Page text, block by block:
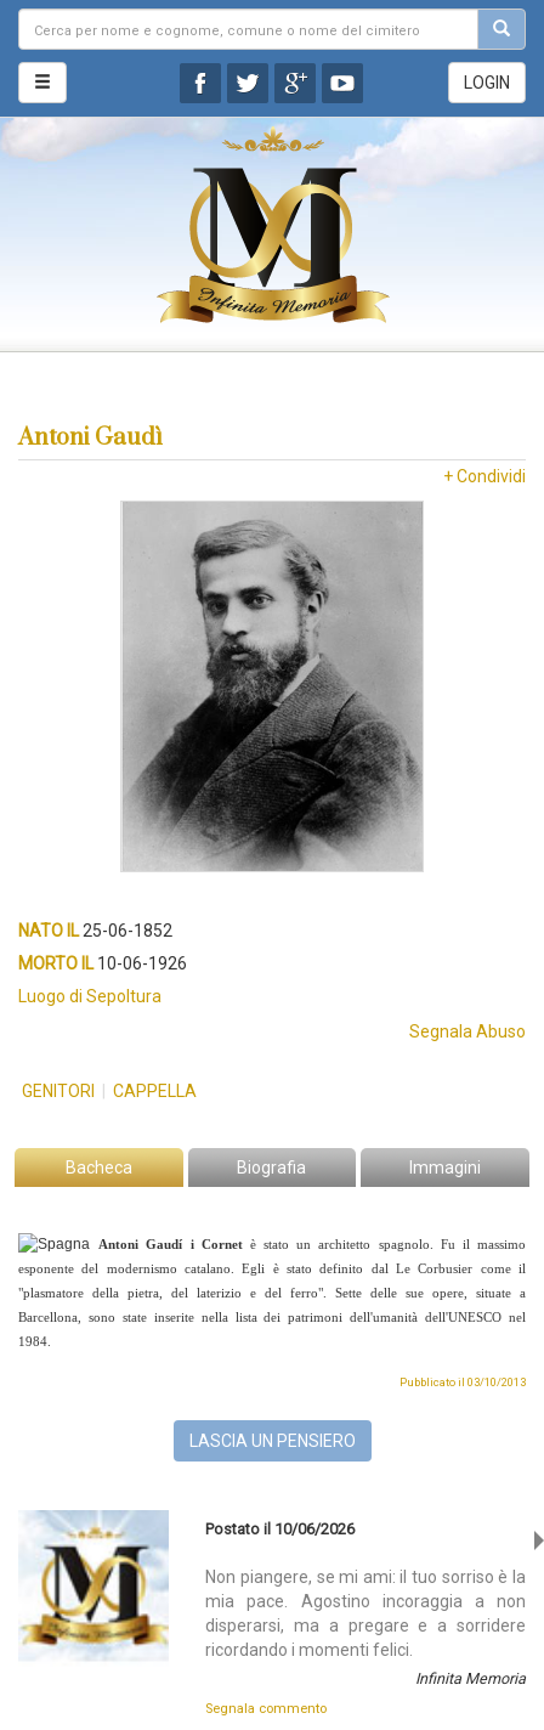
LOGIN
Antoni Gaudì
+ Condividi
NATO IL25-06-1852
MORTO IL10-06-1926
Luogo di Sepoltura
Segnala Abuso
GENITORI CAPPELLA
Bacheca Biografia Immagini
Antoni Gaudí i Cornet è stato un architetto spagnolo. Fu il massimo
esponente del modernismo catalano. Egli è stato definito dal Le Corbusier come il
"plasmatore della pietra, del laterizio e del ferro". Sette delle sue opere, situate a
Barcellona, sono state inserite nella lista dei patrimoni dell'umanità dell'UNESCO nel
1984.
Pubblicato il 03/10/2013
LASCIA UN PENSIERO
Postato il 10/06/2026
Non piangere, se mi ami: il tuo sorriso è la
mia pace. Agostino incoraggia a non
disperarsi, ma a pregare e a sorridere
ricordando i momenti felici.
Infinita Memoria
Segnala commento